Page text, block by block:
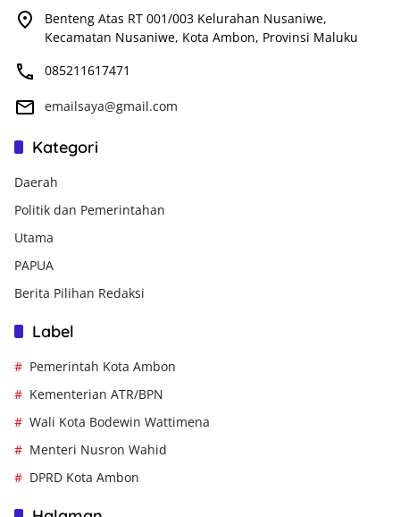
Benteng Atas RT 001/003 Kelurahan Nusaniwe,
Kecamatan Nusaniwe, Kota Ambon, Provinsi Maluku
085211617471
emailsaya@gmail.com
Kategori
Daerah
Politik dan Pemerintahan
Utama
PAPUA
Berita Pilihan Redaksi
Label
Pemerintah Kota Ambon
Kementerian ATR/BPN
Wali Kota Bodewin Wattimena
Menteri Nusron Wahid
DPRD Kota Ambon